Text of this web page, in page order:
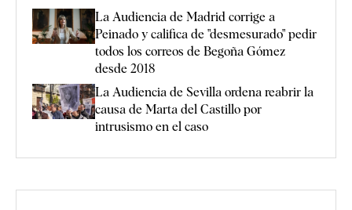
La Audiencia de Madrid corrige a
Peinado y califica de "desmesurado" pedir
todos los correos de Begoña Gómez
desde 2018
La Audiencia de Sevilla ordena reabrir la
causa de Marta del Castillo por
intrusismo en el caso